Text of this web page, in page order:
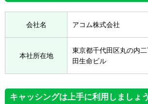
会社名 アコム株式会社
本社所在地
東京都千代田区丸の内
田生命ビル
キャッシングは上手に利用しましょう